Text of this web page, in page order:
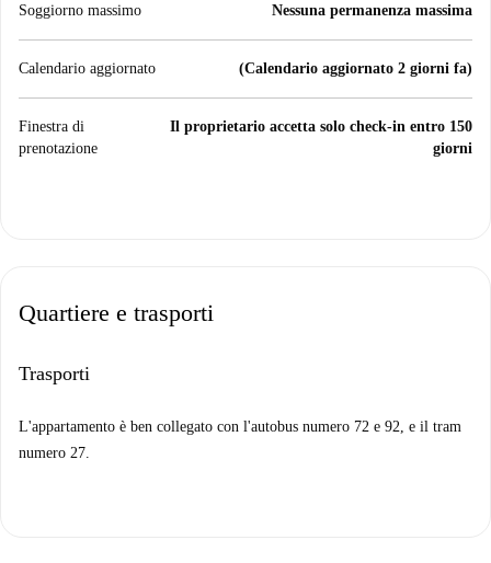
Soggiorno massimo Nessuna permanenza massima
Calendario aggiornato (Calendario aggiornato 2 giorni fa)
Finestra di
prenotazione
Il proprietario accetta solo check-in entro 150
giorni
Quartiere e trasporti
Trasporti
L'appartamento è ben collegato con l'autobus numero 72 e 92, e il tram
numero 27.